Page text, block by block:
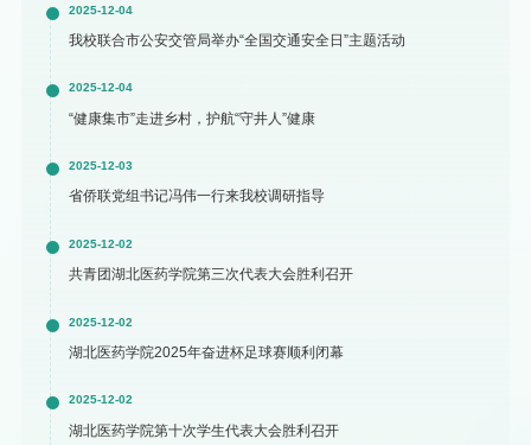
2025-12-04
我校联合市公安交管局举办“全国交通安全日”主题活动
2025-12-04
“健康集市”走进乡村，护航“守井人”健康
2025-12-03
省侨联党组书记冯伟一行来我校调研指导
2025-12-02
共青团湖北医药学院第三次代表大会胜利召开
2025-12-02
湖北医药学院2025年奋进杯足球赛顺利闭幕
2025-12-02
湖北医药学院第十次学生代表大会胜利召开